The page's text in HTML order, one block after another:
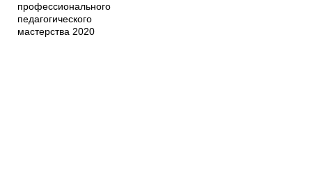
профессионального
педагогического
мастерства 2020